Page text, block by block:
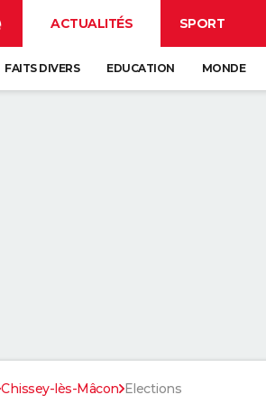
ACTUALITÉS SPORT
FAITS DIVERS EDUCATION MONDE
Chissey-lès-Mâcon Elections